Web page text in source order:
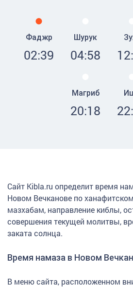
Фаджр
02:39
Шурук
04:58
Магриб
20:18
Сайт Kibla.ru определит время
Новом Вечканове по
мазхабам, направление киблы,
совершения текущей молитвы,
заката солнца.
Время намаза в Новом
В меню сайта, расположенном